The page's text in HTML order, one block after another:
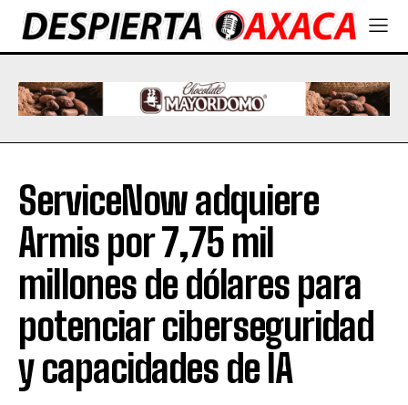
ServiceNow adquiere
Armis por 7,75 mil
millones de dólares para
potenciar ciberseguridad
y capacidades de IA